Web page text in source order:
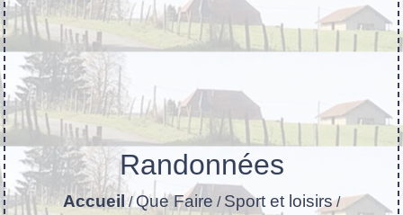
Randonnées
Accueil /Que Faire / Sport et loisirs/